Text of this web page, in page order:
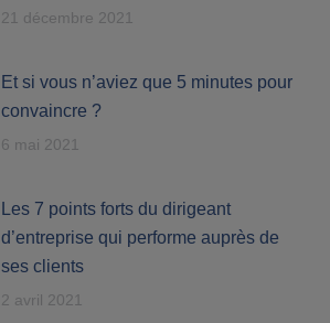
21 décembre 2021
Et si vous n’aviez que 5 minutes pour
convaincre ?
6 mai 2021
Les 7 points forts du dirigeant
d’entreprise qui performe auprès de
ses clients
2 avril 2021